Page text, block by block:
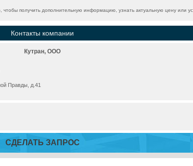
получить дополнительную информацию, узнать актуальную цену или
Контакты компании
Кутран, ООО
Правды, д.41
СДЕЛАТЬ ЗАПРОС